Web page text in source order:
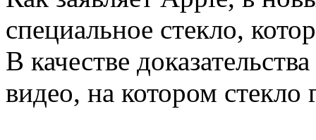
специальное стекло,
В качестве
видео, на котором стекло